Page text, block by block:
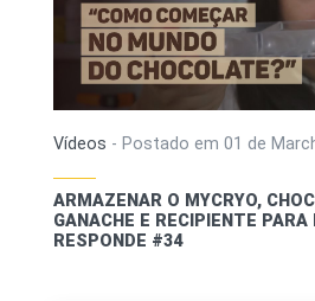
Vídeos - Postado em 01 de
ARMAZENAR O MYCRYO,
GANACHE E RECIPIENTE
RESPONDE #34